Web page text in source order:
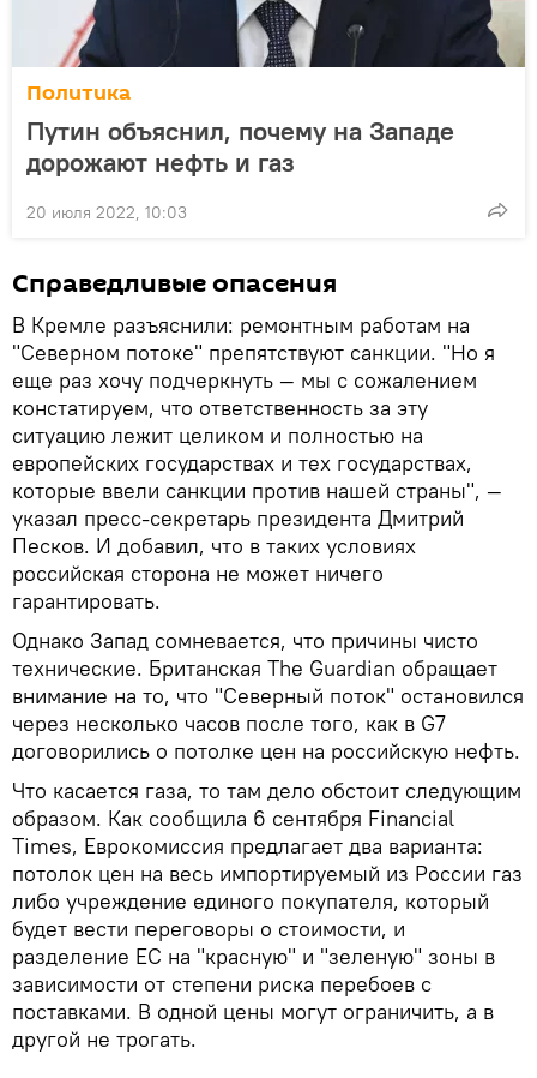
Политика
Путин объяснил, почему на Западе
дорожают нефть и газ
20 июля 2022, 10:03
Справедливые опасения
В Кремле разъяснили: ремонтным работам на
"Северном потоке" препятствуют санкции. "Но я
еще раз хочу подчеркнуть — мы с сожалением
констатируем, что ответственность за эту
ситуацию лежит целиком и полностью на
европейских государствах и тех государствах,
которые ввели санкции против нашей страны", —
указал пресс-секретарь президента Дмитрий
Песков. И добавил, что в таких условиях
российская сторона не может ничего
гарантировать.
Однако Запад сомневается, что причины чисто
технические. Британская The Guardian обращает
внимание на то, что "Северный поток" остановился
через несколько часов после того, как в G7
договорились о потолке цен на российскую нефть.
Что касается газа, то там дело обстоит следующим
образом. Как сообщила 6 сентября Financial
Times, Еврокомиссия предлагает два варианта:
потолок цен на весь импортируемый из России газ
либо учреждение единого покупателя, который
будет вести переговоры о стоимости, и
разделение ЕС на "красную" и "зеленую" зоны в
зависимости от степени риска перебоев с
поставками. В одной цены могут ограничить, а в
другой не трогать.